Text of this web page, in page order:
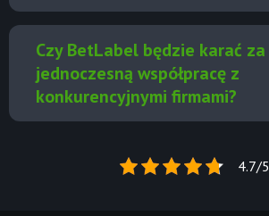
Czy BetLabel będzie karać za
jednoczesną współpracę z
konkurencyjnymi firmami?
4.7/5